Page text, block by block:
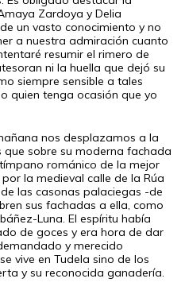
Zardoya y Delia
un vasto conocimiento y no
a nuestra admiración cuanto
resumir el rimero de
ni la huella que dejó su
siempre sensible a tales
quien tenga ocasión que yo
nos desplazamos a la
que sobre su moderna fachada
románico de la mejor
la medieval calle de la Rúa
las casonas palaciegas -de
sus fachadas a ella, como
Luna. El espíritu había
de goces y era hora de dar
y merecido
vive en Tudela sino de los
y su reconocida ganadería.